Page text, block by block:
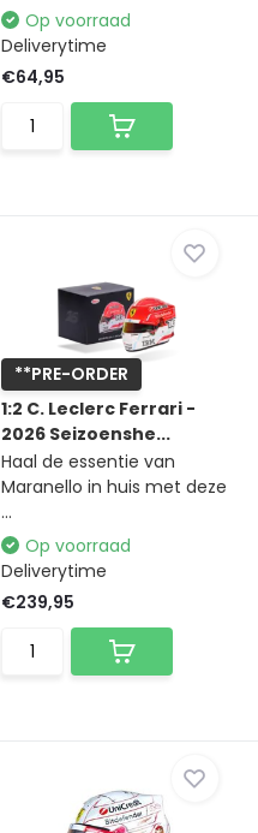
Op voorraad
Deliverytime
€64,95
**PRE-ORDER
1:2 C. Leclerc Ferrari -
2026 Seizoenshe...
Haal de essentie van
Maranello in huis met deze
...
Op voorraad
Deliverytime
€239,95